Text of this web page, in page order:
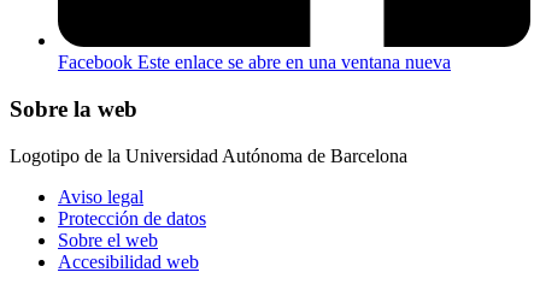
Facebook Este enlace se abre en una ventana nueva
Sobre la web
Logotipo de la Universidad Autónoma de Barcelona
Aviso legal
Protección de datos
Sobre el web
Accesibilidad web